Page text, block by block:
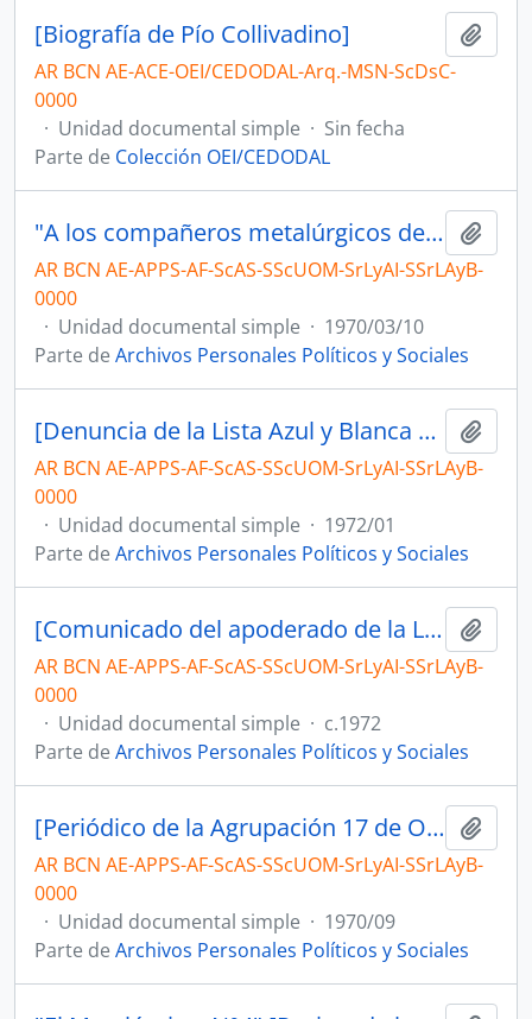
[Biografía de Pío Collivadino]
AR BCN AE-ACE-OEI/CEDODAL-Arq.-MSN-ScDsC-
0000
· Unidad documental simple · Sin fecha
Parte de Colección OEI/CEDODAL
"A los compañeros metalúrgicos de todo el país", por Avelino Fernández
AR BCN AE-APPS-AF-ScAS-SScUOM-SrLyAI-SSrLAyB-
0000
· Unidad documental simple · 1970/03/10
Parte de Archivos Personales Políticos y Sociales
[Denuncia de la Lista Azul y Blanca por impugnación"
AR BCN AE-APPS-AF-ScAS-SScUOM-SrLyAI-SSrLAyB-
0000
· Unidad documental simple · 1972/01
Parte de Archivos Personales Políticos y Sociales
[Comunicado del apoderado de la Lista Azul y Blanca, Diego Foria, sobre impugnación]
AR BCN AE-APPS-AF-ScAS-SScUOM-SrLyAI-SSrLAyB-
0000
· Unidad documental simple · c.1972
Parte de Archivos Personales Políticos y Sociales
[Periódico de la Agrupación 17 de Octubre - Lista Azul y Blanca. N°1]
AR BCN AE-APPS-AF-ScAS-SScUOM-SrLyAI-SSrLAyB-
0000
· Unidad documental simple · 1970/09
Parte de Archivos Personales Políticos y Sociales